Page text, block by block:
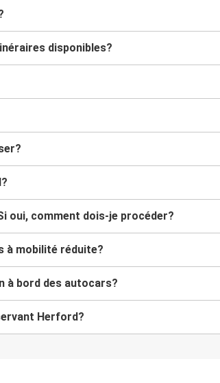
disponibles?
oui, comment dois-je procéder?
à mobilité réduite?
à bord des autocars?
Herford?